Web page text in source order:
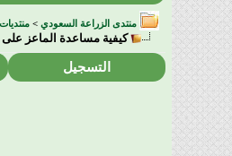
منتدى الزراعة السعودي >
كيفية مساعدة الماعز على
التسجيل